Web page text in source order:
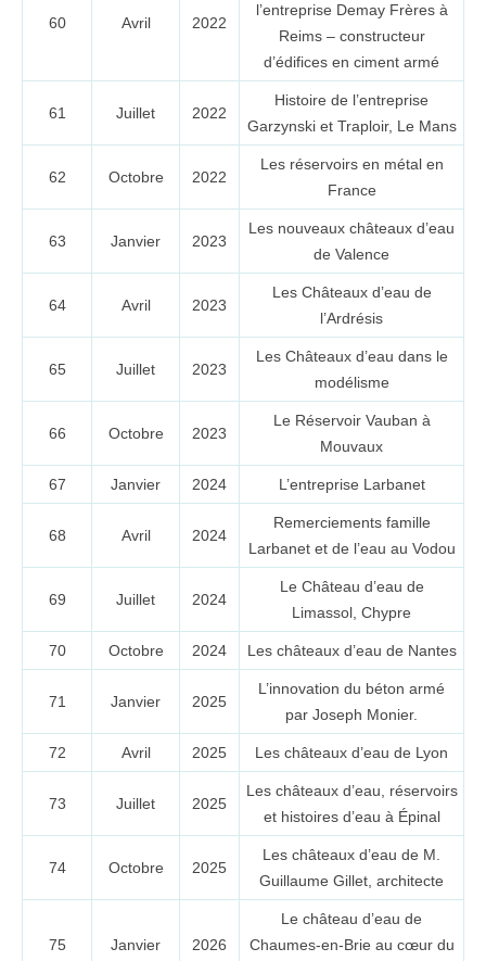
60 Avril 2022
l’entreprise Demay Frères à
Reims – constructeur
d’édifices en ciment armé
61 Juillet 2022
Histoire de l’entreprise
Garzynski et Traploir, Le Mans
62 Octobre 2022
Les réservoirs en métal en
France
63 Janvier 2023
Les nouveaux châteaux d’eau
de Valence
64 Avril 2023
Les Châteaux d’eau de
l’Ardrésis
65 Juillet 2023
Les Châteaux d’eau dans le
modélisme
66 Octobre 2023
Le Réservoir Vauban à
Mouvaux
67 Janvier 2024 L’entreprise Larbanet
68 Avril 2024
Remerciements famille
Larbanet et de l’eau au Vodou
69 Juillet 2024
Le Château d’eau de
Limassol, Chypre
70 Octobre 2024 Les châteaux d’eau de Nantes
71 Janvier 2025
L’innovation du béton armé
par Joseph Monier.
72 Avril 2025 Les châteaux d’eau de Lyon
73 Juillet 2025
Les châteaux d’eau, réservoirs
et histoires d’eau à Épinal
74 Octobre 2025
Les châteaux d’eau de M.
Guillaume Gillet, architecte
75 Janvier 2026
Le château d’eau de
Chaumes-en-Brie au cœur du